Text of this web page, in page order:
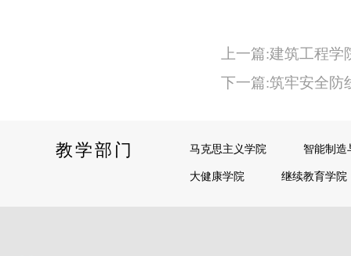
上一篇:建筑工程
下一篇:筑牢安全
教学部门 马克思主义学院
智能制造
大健康学院
继续教育学院